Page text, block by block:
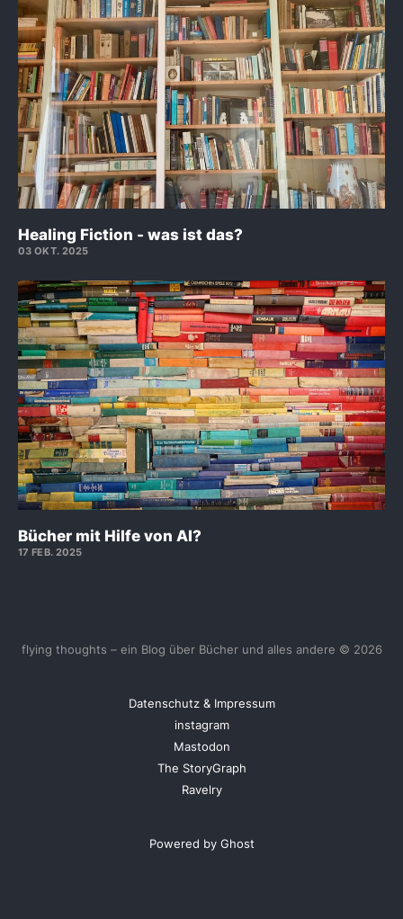
Healing Fiction - was ist das?
03 OKT. 2025
Bücher mit Hilfe von AI?
17 FEB. 2025
flying thoughts – ein Blog über Bücher und alles andere © 2026
Datenschutz & Impressum
instagram
Mastodon
The StoryGraph
Ravelry
Powered by Ghost